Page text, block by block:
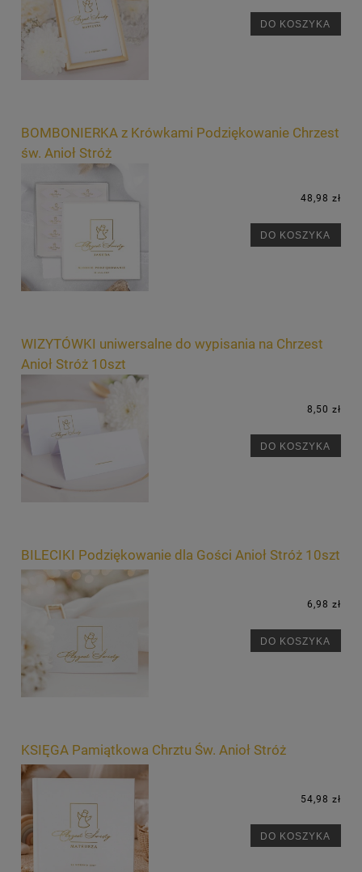
DO KOSZYKA
BOMBONIERKA z Krówkami Podziękowanie Chrzest
św. Anioł Stróż
48,98 zł
DO KOSZYKA
WIZYTÓWKI uniwersalne do wypisania na Chrzest
Anioł Stróż 10szt
8,50 zł
DO KOSZYKA
BILECIKI Podziękowanie dla Gości Anioł Stróż 10szt
6,98 zł
DO KOSZYKA
KSIĘGA Pamiątkowa Chrztu Św. Anioł Stróż
54,98 zł
DO KOSZYKA